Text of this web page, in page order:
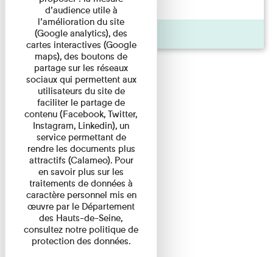
Agenda
d’audience utile à
l’amélioration du site
(Google analytics), des
cartes interactives (Google
maps), des boutons de
partage sur les réseaux
sociaux qui permettent aux
utilisateurs du site de
faciliter le partage de
contenu (Facebook, Twitter,
Instagram, Linkedin), un
service permettant de
rendre les documents plus
attractifs (Calameo). Pour
en savoir plus sur les
traitements de données à
caractère personnel mis en
œuvre par le Département
des Hauts-de-Seine,
consultez notre politique de
protection des données.